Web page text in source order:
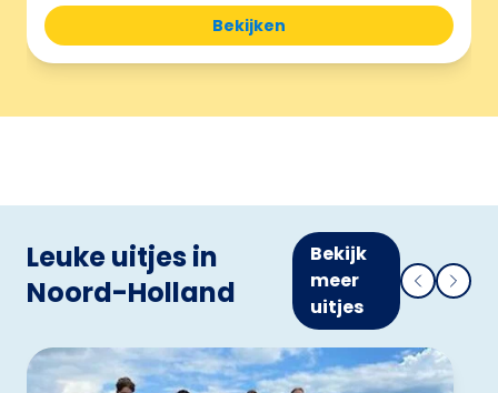
Bekijken
Leuke uitjes in
Noord-Holland
Bekijk
meer
uitjes